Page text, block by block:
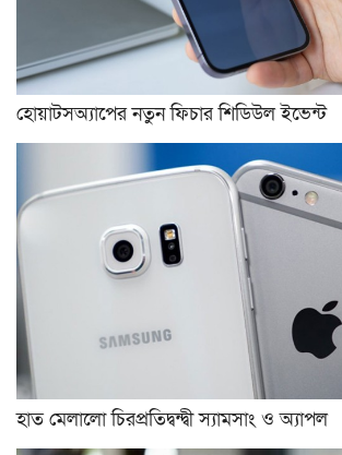
হোয়াটসঅ্যাপের নতুন ফিচার শিডিউল ইভেন্ট
হাত মেলালো চিরপ্রতিদ্বন্দ্বী স্যামসাং ও অ্যাপল